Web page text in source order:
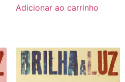
Adicionar ao carrinho